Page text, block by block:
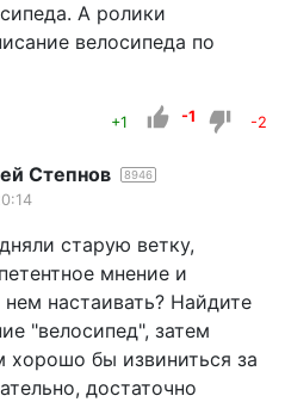
А ролики
велосипеда по
+1 -1 -2
Степнов 8946
старую ветку,
мнение и
настаивать? Найдите
"велосипед", затем
хорошо бы извиниться за
достаточно